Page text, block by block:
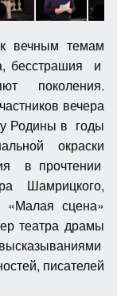
к вечным темам
бесстрашия и
поколения.
вечера
Родины в годы
окраски
в прочтении
Шамрицкого,
«Малая сцена»
театра драмы
писателей